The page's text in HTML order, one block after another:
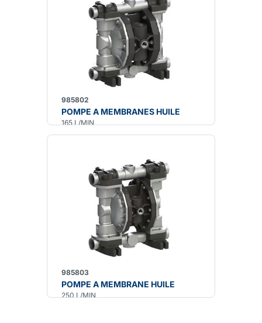
985802
POMPE A MEMBRANES HUILE
165 L/MIN
985803
POMPE A MEMBRANE HUILE
250 L/MIN